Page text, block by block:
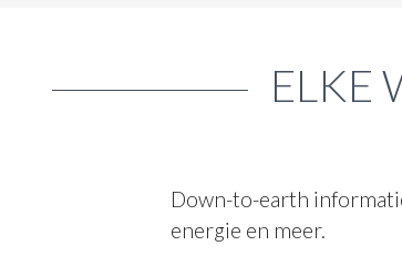
ELKE
Down-to-earth
energie en meer.